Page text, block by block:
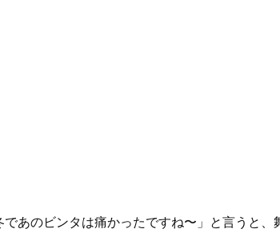
あのビンタは痛かったですね〜」と言うと、